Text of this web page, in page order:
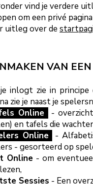
vind je verdere
om een privé
uitleg over de
VAN EEN
inlogt zie in
zie je naast je
Online
-
en tafels die
Online
-
- gesorteerd op
Online- om
Sessies - Een